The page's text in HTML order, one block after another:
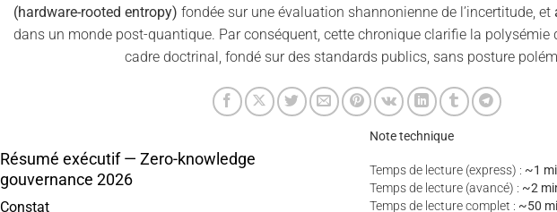
(hardware-rooted entropy) fondée sur une évaluation shannonienne de l’incertitude, et
dans un monde post-quantique. Par conséquent, cette chronique clarifie la polysémie
cadre doctrinal, fondé sur des standards publics, sans posture
Résumé exécutif — Zero-knowledge
gouvernance 2026
Constat
Note technique
Temps de lecture (express) : ~1
Temps de lecture (avancé) : ~2
Temps de lecture complet : ~50